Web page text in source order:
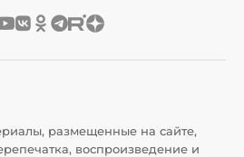
размещенные на сайте,
воспроизведение и